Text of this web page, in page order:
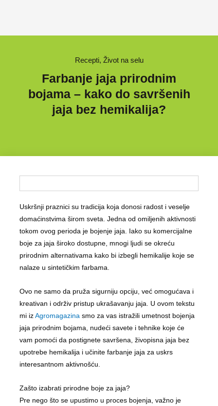
Recepti, Život na selu
Farbanje jaja prirodnim
bojama – kako do savršenih
jaja bez hemikalija?
Uskršnji praznici su tradicija koja donosi radost i veselje
domaćinstvima širom sveta. Jedna od omiljenih aktivnosti
tokom ovog perioda je bojenje jaja. Iako su komercijalne
boje za jaja široko dostupne, mnogi ljudi se okreću
prirodnim alternativama kako bi izbegli hemikalije koje se
nalaze u sintetičkim farbama.
Ovo ne samo da pruža sigurniju opciju, već omogućava i
kreativan i održiv pristup ukrašavanju jaja. U ovom tekstu
mi iz Agromagazina smo za vas istražili umetnost bojenja
jaja prirodnim bojama, nudeći savete i tehnike koje će
vam pomoći da postignete savršena, živopisna jaja bez
upotrebe hemikalija i učinite farbanje jaja za uskrs
interesantnom aktivnošću.
Zašto izabrati prirodne boje za jaja?
Pre nego što se upustimo u proces bojenja, važno je